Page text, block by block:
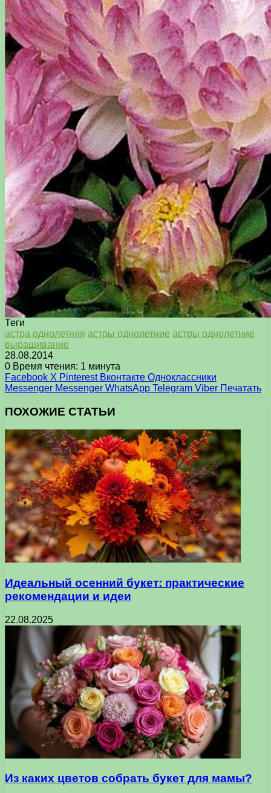
Теги
астра однолетняя астры однолетние астры однолетние
выращивание
28.08.2014
0 Время чтения: 1 минута
Facebook X Pinterest Вконтакте Одноклассники
Messenger Messenger WhatsApp Telegram Viber Печатать
ПОХОЖИЕ СТАТЬИ
Идеальный осенний букет: практические
рекомендации и идеи
22.08.2025
Из каких цветов собрать букет для мамы?